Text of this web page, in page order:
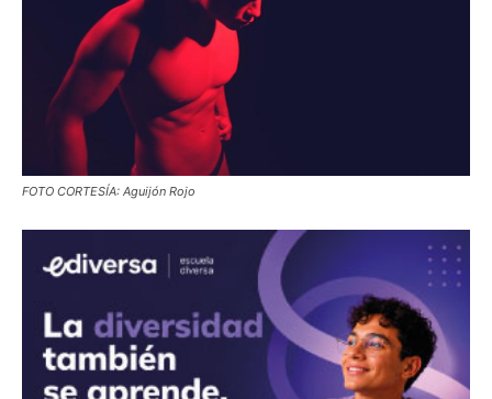
FOTO CORTESÍA: Aguijón Rojo